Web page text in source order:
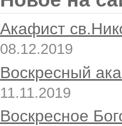
Акафист
08.12.2019
Воскресный
11.11.2019
Воскресное